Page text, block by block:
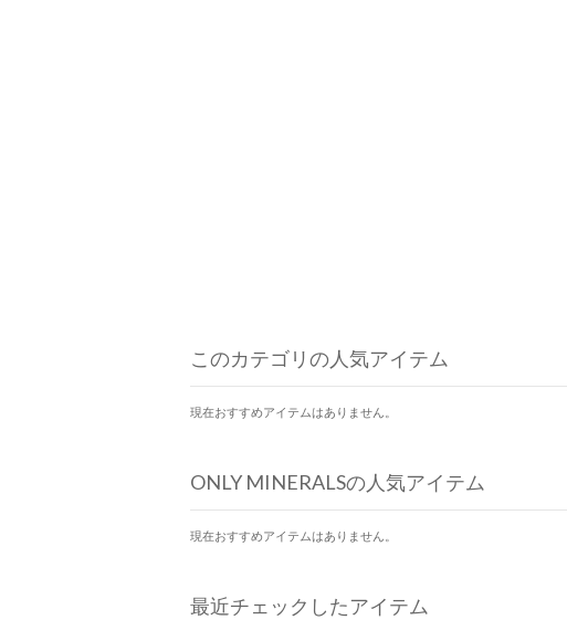
このカテゴリの人気アイテム
現在おすすめアイテムはありません。
ONLY MINERALSの人気アイテム
現在おすすめアイテムはありません。
最近チェックしたアイテム